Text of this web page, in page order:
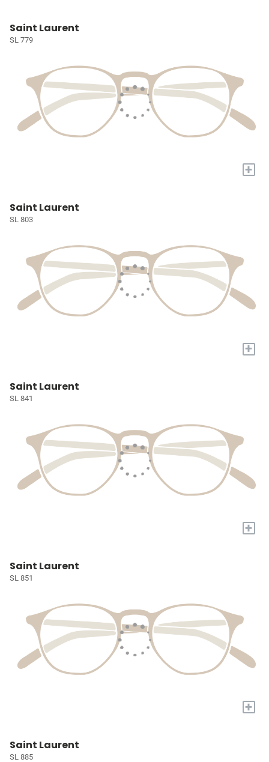
Saint Laurent
SL 779
+
Saint Laurent
SL 803
+
Saint Laurent
SL 841
+
Saint Laurent
SL 851
+
Saint Laurent
SL 885